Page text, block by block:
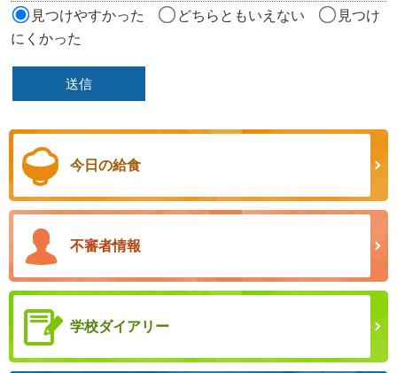
見つけやすかった
どちらともいえない
見つけ
にくかった
今日の給食
不審者情報
学校ダイアリー